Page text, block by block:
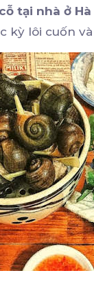
tại nhà ở Hà
kỳ lôi cuốn